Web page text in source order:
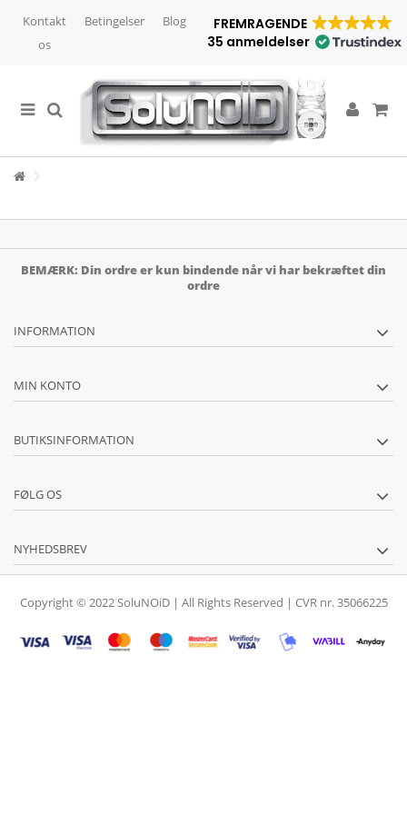
Betingelser Blog
Kontakt
os
FREMRAGENDE
35 anmeldelser
BEMÆRK: Din ordre er kun bindende når vi har bekræftet din
ordre
INFORMATION
MIN KONTO
BUTIKSINFORMATION
FØLG OS
NYHEDSBREV
Copyright © 2022 SoluNOiD | All Rights Reserved | CVR nr. 35066225